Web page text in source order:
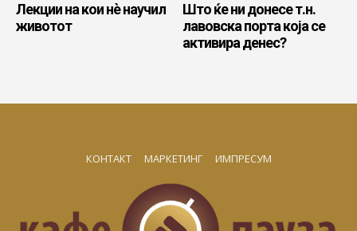
Лекции на кои нè научил
животот
Што ќе ни донесе т.н.
лавовска порта која се
активира денес?
КОНТАКТ МАРКЕТИНГ ИМПРЕСУМ